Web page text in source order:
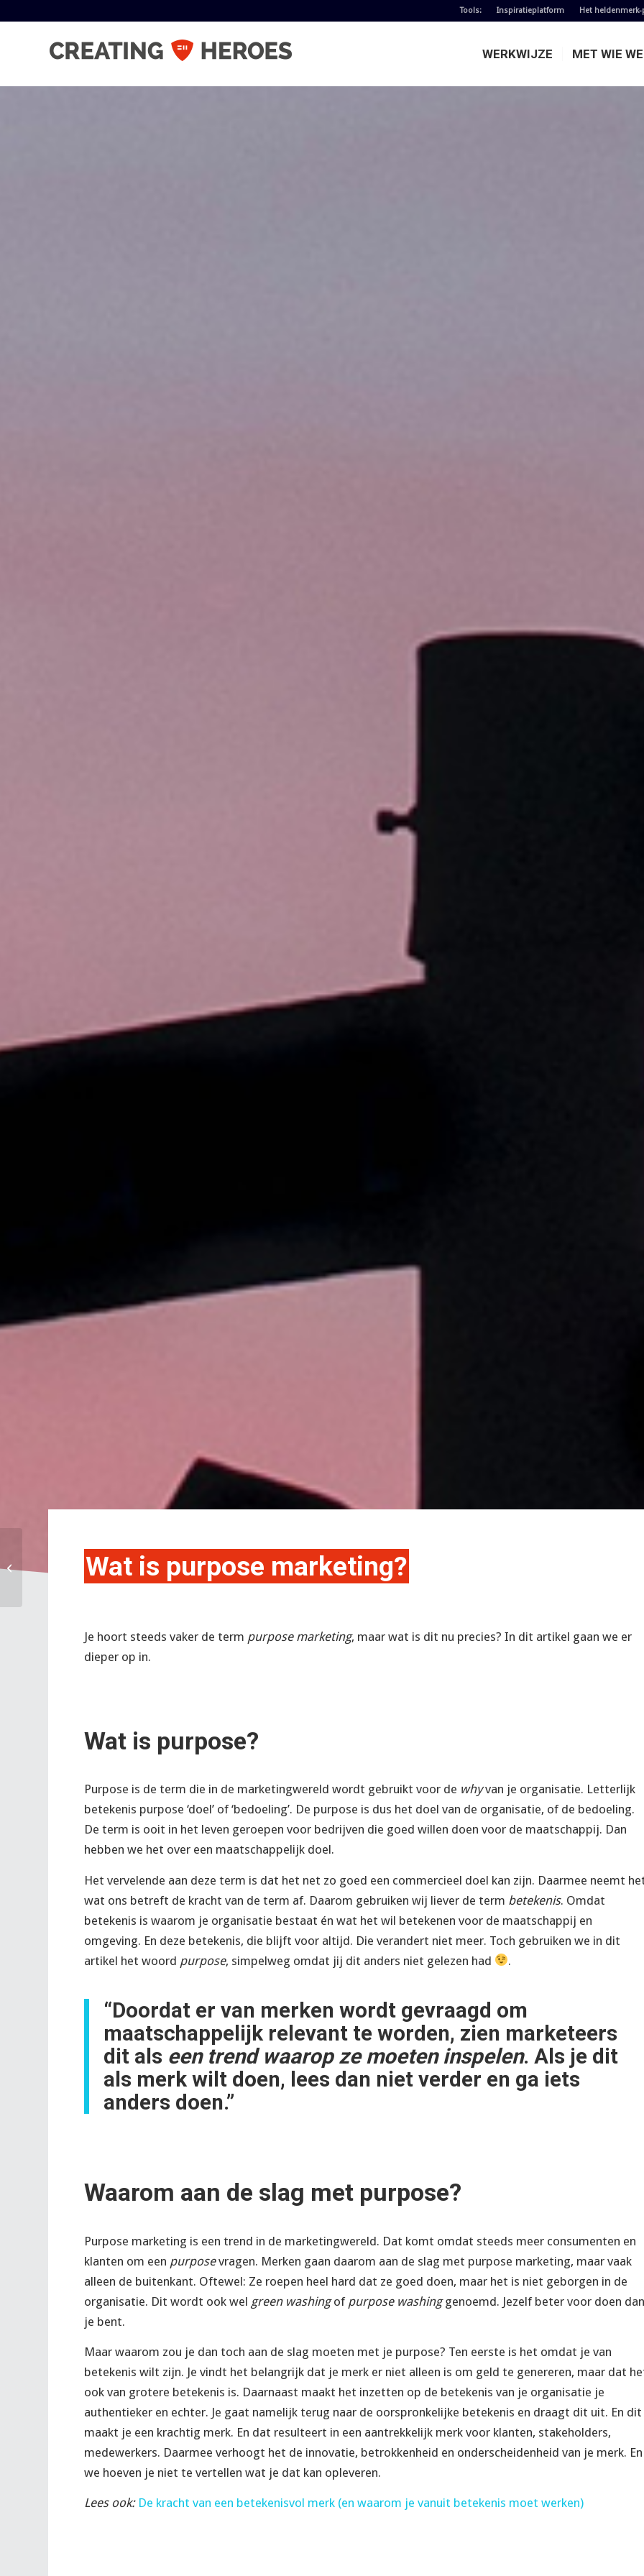
Tools: Inspiratieplatform Het heldenmerk-
WERKWIJZE MET WIE
Wat is purpose marketing?
Je hoort steeds vaker de term purpose marketing, maar wat is dit nu precies? In dit artikel gaan we er
dieper op in.
Wat is purpose?
Purpose is de term die in de marketingwereld wordt gebruikt voor de whyvan je organisatie. Letterlijk
betekenis purpose ‘doel’ of ‘bedoeling’. De purpose is dus het doel van de organisatie, of de bedoeling.
De term is ooit in het leven geroepen voor bedrijven die goed willen doen voor de maatschappij. Dan
hebben we het over een maatschappelijk doel.
Het vervelende aan deze term is dat het net zo goed een commercieel doel kan zijn. Daarmee neemt
wat ons betreft de kracht van de term af. Daarom gebruiken wij liever de term betekenis. Omdat
betekenis is waarom je organisatie bestaat én wat het wil betekenen voor de maatschappij en
omgeving. En deze betekenis, die blijft voor altijd. Die verandert niet meer. Toch gebruiken we in dit
artikel het woord purpose, simpelweg omdat jij dit anders niet gelezen had .
“Doordat er van merken wordt gevraagd om
maatschappelijk relevant te worden, zien marketeers
dit als een trend waarop ze moeten inspelen. Als je dit
als merk wilt doen, lees dan niet verder en ga iets
anders doen.”
Waarom aan de slag met purpose?
Purpose marketing is een trend in de marketingwereld. Dat komt omdat steeds meer consumenten en
klanten om een purposevragen. Merken gaan daarom aan de slag met purpose marketing, maar vaak
alleen de buitenkant. Oftewel: Ze roepen heel hard dat ze goed doen, maar het is niet geborgen in de
organisatie. Dit wordt ook wel green washingof purpose washinggenoemd. Jezelf beter voor doen dan
je bent.
Maar waarom zou je dan toch aan de slag moeten met je purpose? Ten eerste is het omdat je van
betekenis wilt zijn. Je vindt het belangrijk dat je merk er niet alleen is om geld te genereren, maar dat
ook van grotere betekenis is. Daarnaast maakt het inzetten op de betekenis van je organisatie je
authentieker en echter. Je gaat namelijk terug naar de oorspronkelijke betekenis en draagt dit uit. En dit
maakt je een krachtig merk. En dat resulteert in een aantrekkelijk merk voor klanten, stakeholders,
medewerkers. Daarmee verhoogt het de innovatie, betrokkenheid en onderscheidenheid van je merk. En
we hoeven je niet te vertellen wat je dat kan opleveren.
Lees ook: De kracht van een betekenisvol merk (en waarom je vanuit betekenis moet werken)
Waarom je als B2B-
organisatie een merk